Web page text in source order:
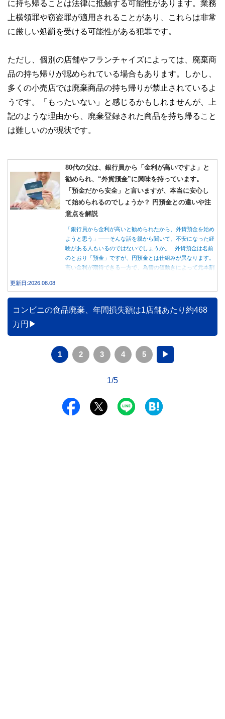
に持ち帰ることは法律に抵触する可能性があります。業務
上横領罪や窃盗罪が適用されることがあり、これらは非常
に厳しい処罰を受ける可能性がある犯罪です。
ただし、個別の店舗やフランチャイズによっては、廃棄商
品の持ち帰りが認められている場合もあります。しかし、
多くの小売店では廃棄商品の持ち帰りが禁止されているよ
うです。「もったいない」と感じるかもしれませんが、上
記のような理由から、廃棄登録された商品を持ち帰ること
は難しいのが現状です。
80代の父は、銀行員から「金利が高いですよ」と
勧められ、“外貨預金”に興味を持っています。
「預金だから安全」と言いますが、本当に安心し
て始められるのでしょうか？ 円預金との違いや注
意点を解説
「銀行員から金利が高いと勧められたから、外貨預金を始め
ようと思う」――そんな話を親から聞いて、不安になった経
験がある人もいるのではないでしょうか。 外貨預金は名前
のとおり「預金」ですが、円預金とは仕組みが異なります。
高い金利が期待できる一方で、為替の値動きによって元本割
更新日:2026.08.08
コンビニの食品廃棄、年間損失額は1店舗あたり約468
万円
1 2 3 4 5 ▶
1/5